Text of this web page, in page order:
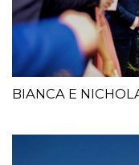
BIANCA E